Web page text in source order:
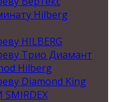
Hilberg
HILBERG
Трио Диамант
Hilberg
Diamond King